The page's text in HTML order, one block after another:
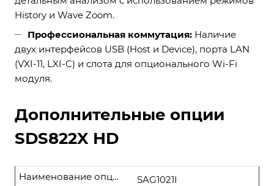
History и Wave Zoom.
Профессиональная коммутация: Наличие
двух интерфейсов USB (Host и Device), порта LAN
(VXI-11, LXI-C) и слота для опционального Wi-Fi
модуля.
Дополнительные опции
SDS822X HD
SAG1021I
Наименование опции